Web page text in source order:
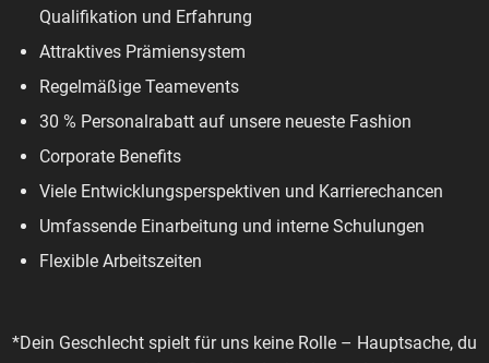
Qualifikation und Erfahrung
Attraktives Prämiensystem
Regelmäßige Teamevents
30 % Personalrabatt auf unsere neueste Fashion
Corporate Benefits
Viele Entwicklungsperspektiven und Karrierechancen
Umfassende Einarbeitung und interne Schulungen
Flexible Arbeitszeiten
*Dein Geschlecht spielt für uns keine Rolle – Hauptsache, du